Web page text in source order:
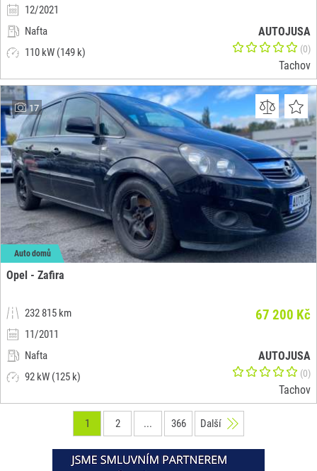
12/2021
Nafta
110 kW (149 k)
AUTOJUSA
(0)
Tachov
17
Auto domů
Opel - Zafira
232 815 km
11/2011
Nafta
92 kW (125 k)
67 200 Kč
AUTOJUSA
(0)
Tachov
1 2 ... 366 Další